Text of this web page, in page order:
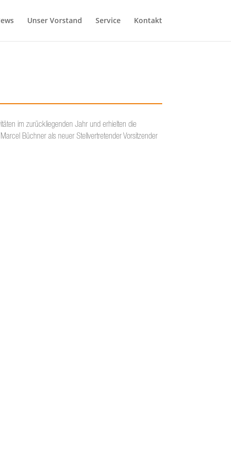
Unser Vorstand Service Kontakt
im zurückliegenden Jahr und erhielten die
Büchner als neuer Stellvertretender Vorsitzender